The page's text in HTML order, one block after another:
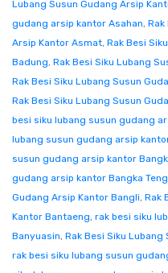
Lubang Susun Gudang Arsip
gudang arsip kantor Asahan, Rak
Arsip Kantor Asmat, Rak Besi
Badung, Rak Besi Siku Lubang
Rak Besi Siku Lubang Susun
Rak Besi Siku Lubang Susun
besi siku lubang susun gudang
lubang susun gudang arsip
susun gudang arsip kantor
gudang arsip kantor Bangka
Gudang Arsip Kantor Bangli, Rak
Kantor Bantaeng, rak besi siku
Banyuasin, Rak Besi Siku
rak besi siku lubang susun